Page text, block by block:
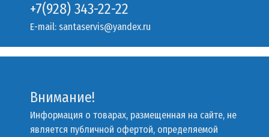
+7(928) 343-22-22
E-mail: santaservis@yandex.ru
Внимание!
Информация о товарах, размещенная на сайте, не
является публичной офертой, определяемой